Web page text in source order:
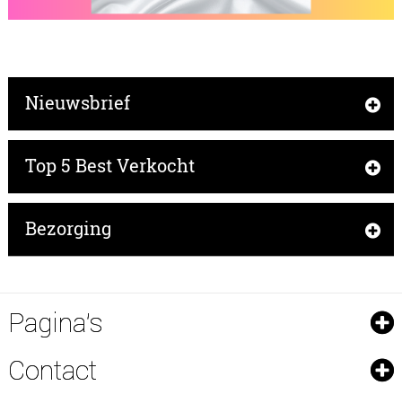
Nieuwsbrief
Top 5 Best Verkocht
Bezorging
Pagina's
Contact